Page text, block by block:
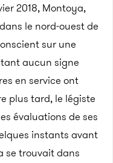
2018, Montoya,
le nord-ouest de
sur une
aucun signe
en service ont
plus tard, le légiste
évaluations de ses
instants avant
se trouvait dans